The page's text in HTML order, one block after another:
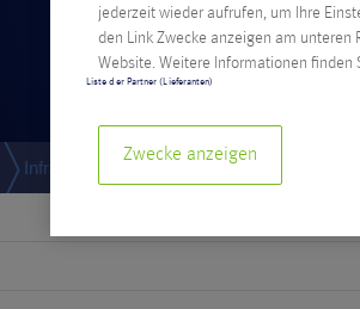
Infrastruktur Rechenzentrum Vereinigte
jederzeit wieder aufrufen, um Ihre
den Link Zwecke anzeigen am unteren
Website. Weitere Informationen finden
Liste der Partner (Lieferanten)
Zwecke anzeigen